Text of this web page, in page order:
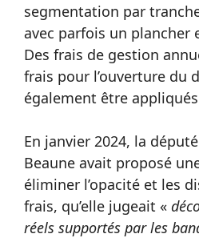
segmentation par
avec parfois un
Des frais de gestion
frais pour l’ouverture du
également être
En janvier 2024, la
Beaune avait proposé
éliminer l’opacité et les
frais, qu’elle jugeait «
réels supportés par les